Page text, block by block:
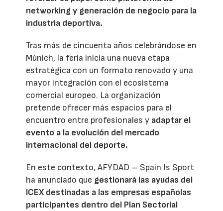
networking y generación de negocio para la
industria deportiva.
Tras más de cincuenta años celebrándose en
Múnich, la feria inicia una nueva etapa
estratégica con un formato renovado y una
mayor integración con el ecosistema
comercial europeo. La organización
pretende ofrecer más espacios para el
encuentro entre profesionales y adaptar el
evento a la evolución del mercado
internacional del deporte.
En este contexto, AFYDAD – Spain Is Sport
ha anunciado que gestionará las ayudas del
ICEX destinadas a las empresas españolas
participantes dentro del Plan Sectorial